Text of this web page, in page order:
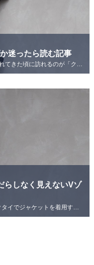
迷ったら読む記事
はじめに 4月に入社し、仕事にも少しずつ慣れてきた頃に訪れるのが「クールビズ」の季節です。会社からクールビズの案内が来ても、「本当にノーネ...
らしなく見えないVゾ
はじめに クールビズが定着した今、ノーネクタイでジャケットを着用するスタイルはビジネスシーンでも一般的になりました。しかし「なんとなくだら...